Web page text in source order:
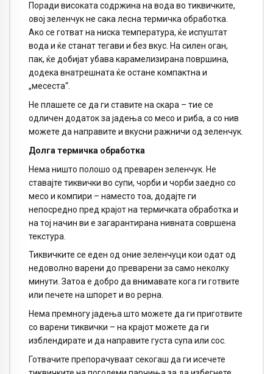
Поради високата содржина на вода во тиквичките,
овој зеленчук не сака лесна термичка обработка.
Ако се готват на ниска температура, ќе испуштат
вода и ќе станат тегави и без вкус. На силен оган,
пак, ќе добијат убава карамелизирана површина,
додека внатрешната ќе остане компактна и
„месеста“.
Не плашете се да ги ставите на скара – тие се
одличен додаток за јадења со месо и риба, а со нив
можете да направите и вкусни ражничи од зеленчук.
Долга термичка обработка
Нема ништо полошо од преварен зеленчук. Не
ставајте тиквички во супи, чорби и чорби заедно со
месо и компири – наместо тоа, додајте ги
непосредно пред крајот на термичката обработка и
на тој начин ви е загарантирана нивната совршена
текстура.
Тиквичките се еден од оние зеленчуци кои одат од
недоволно варени до преварени за само неколку
минути. Затоа е добро да внимавате кога ги готвите
или печете на шпорет и во рерна.
Нема премногу јадења што можете да ги приготвите
со варени тиквички – на крајот можете да ги
изблендирате и да направите густа супа или сос.
Готвачите препорачуваат секогаш да ги исечете